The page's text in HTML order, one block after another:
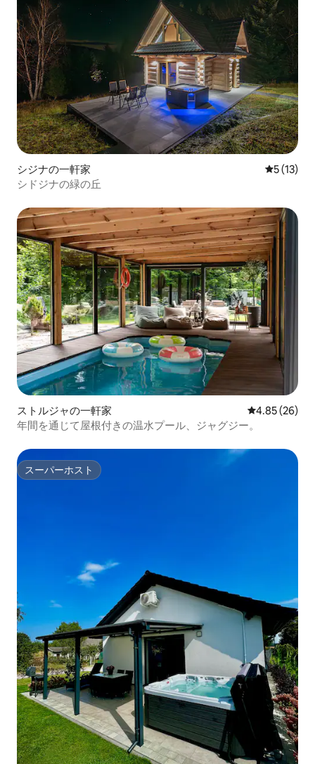
シジナの一軒家 レビュー
5 (13)
シドジナの緑の丘
ストルジャの一軒家 レビュー26
4.85 (26)
年間を通じて屋根付きの温水プール、ジャグジー。
スーパーホスト
スーパーホスト